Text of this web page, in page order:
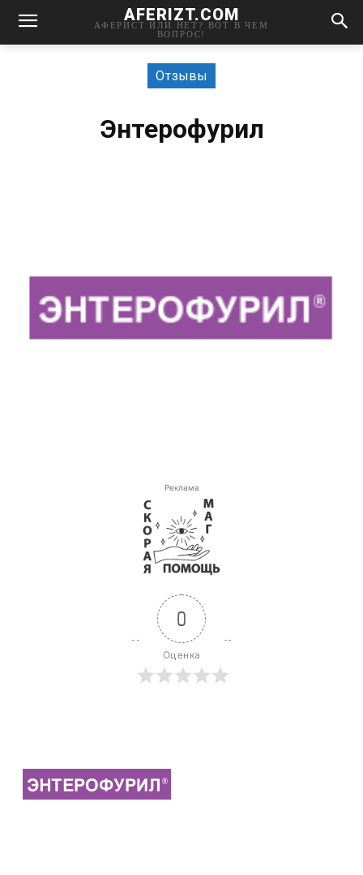
AFERIZT.COM
АФЕРИСТ ИЛИ НЕТ? ВОТ В ЧЕМ
ВОПРОС!
Отзывы
Энтерофурил
Реклама
0
Оценка